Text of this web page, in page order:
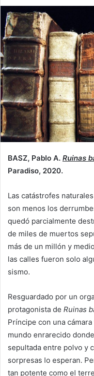
BASZ, Pablo A. Ruinas
Paradiso, 2020.
Las catástrofes
son menos los
quedó parcialmente
de miles de muertos
más de un millón y
las calles fueron solo
sismo.
Resguardado por un
protagonista de Ruinas
Príncipe con una
mundo enrarecido
sepultada entre polvo y
sorpresas lo esperan.
tan potente como el